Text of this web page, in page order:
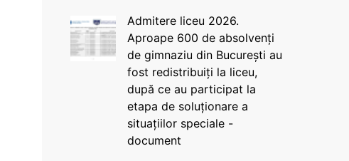
Admitere liceu 2026.
Aproape 600 de absolvenți
de gimnaziu din București au
fost redistribuiți la liceu,
după ce au participat la
etapa de soluționare a
situațiilor speciale -
document